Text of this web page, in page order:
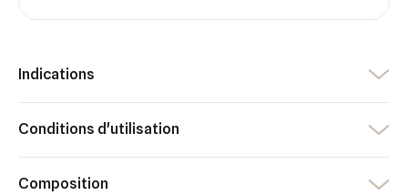
Indications
Conditions d'utilisation
Composition